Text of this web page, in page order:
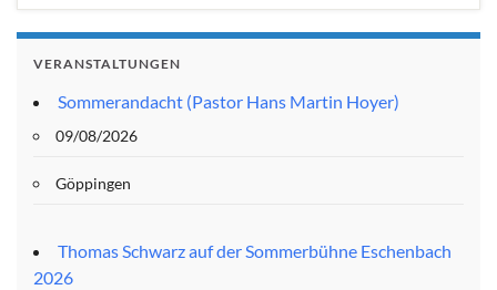
VERANSTALTUNGEN
Sommerandacht (Pastor Hans Martin Hoyer)
09/08/2026
Göppingen
Thomas Schwarz auf der Sommerbühne Eschenbach
2026